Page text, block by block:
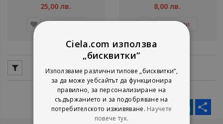
25,00 лв.
8,00 лв.
Детайли
Facebook
TwitterMessengerPinterestLinkedIn
Ciela.com използва
„бисквитки“
Използваме различни типове „бисквитки“,
за да може уебсайтът да функционира
правилно, за персонализиране на
съдържанието и за подобряване на
потребителското изживяване. Научете
повече тук.